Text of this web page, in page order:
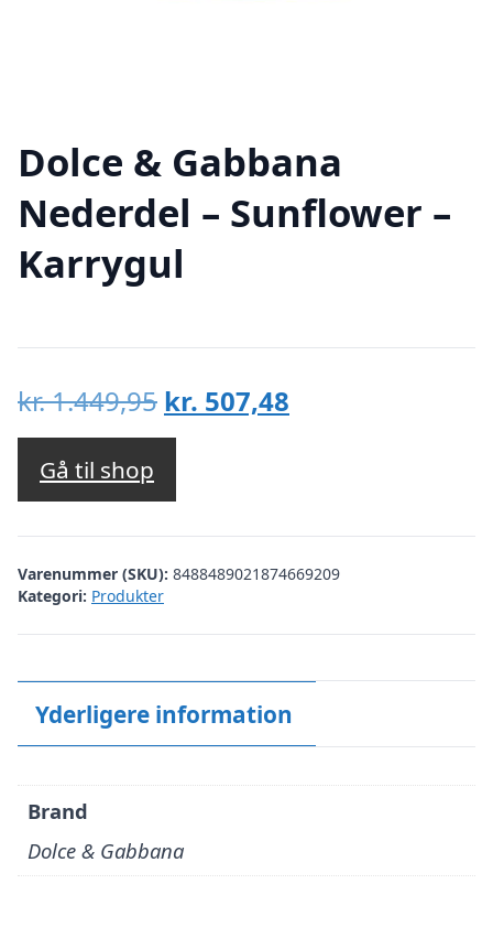
Dolce & Gabbana
Nederdel – Sunflower –
Karrygul
kr.1.449,95 Den
oprindelige
var:
kr. 1.449,95.
kr. 507,48
kr. 507,48.
Gå til shop
Varenummer (SKU): 8488489021874669209
Kategori: Produkter
Yderligere information
Brand
Dolce & Gabbana